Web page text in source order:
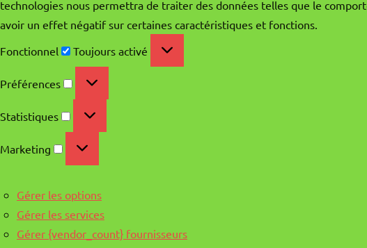
technologies nous permettra de traiter des données telles que le
avoir un effet négatif sur certaines caractéristiques et fonctions.
Fonctionnel
Toujours activé
Préférences
Préférences
Statistiques
Statistiques
Marketing
Marketing
Gérer les options
Gérer les services
Gérer {vendor_count} fournisseurs